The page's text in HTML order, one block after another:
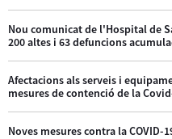
Nou comunicat de l'Hospital de
200 altes i 63 defuncions
Afectacions als serveis i
mesures de contenció de la
Noves mesures contra la